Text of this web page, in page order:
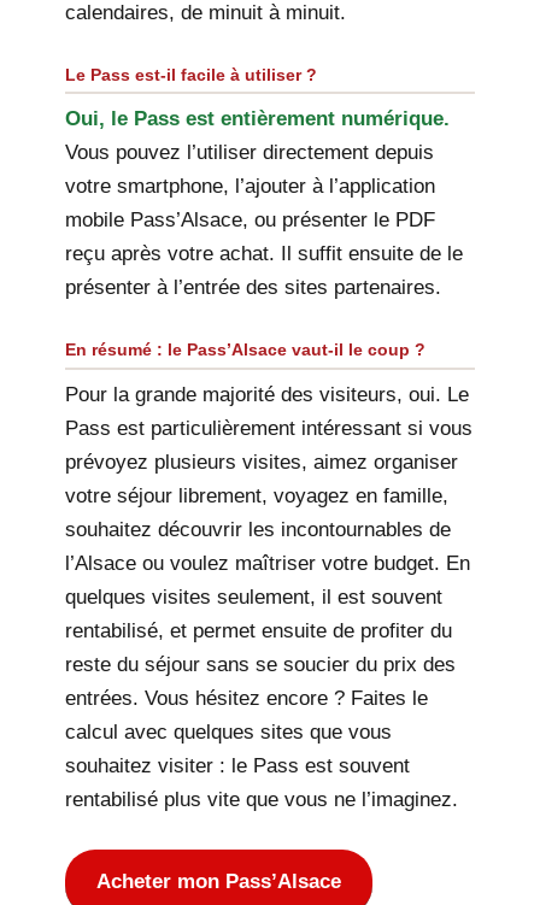
calendaires, de minuit à minuit.
Le Pass est-il facile à utiliser ?
Oui, le Pass est entièrement numérique.
Vous pouvez l’utiliser directement depuis
votre smartphone, l’ajouter à l’application
mobile Pass’Alsace, ou présenter le PDF
reçu après votre achat. Il suffit ensuite de le
présenter à l’entrée des sites partenaires.
En résumé : le Pass’Alsace vaut-il le coup ?
Pour la grande majorité des visiteurs, oui. Le
Pass est particulièrement intéressant si vous
prévoyez plusieurs visites, aimez organiser
votre séjour librement, voyagez en famille,
souhaitez découvrir les incontournables de
l’Alsace ou voulez maîtriser votre budget. En
quelques visites seulement, il est souvent
rentabilisé, et permet ensuite de profiter du
reste du séjour sans se soucier du prix des
entrées. Vous hésitez encore ? Faites le
calcul avec quelques sites que vous
souhaitez visiter : le Pass est souvent
rentabilisé plus vite que vous ne l’imaginez.
Acheter mon Pass’Alsace